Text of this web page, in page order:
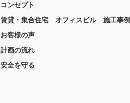
コンセプト
賃貸・集合住宅 オフィスビル 施工事例
お客様の声
計画の流れ
安全を守る